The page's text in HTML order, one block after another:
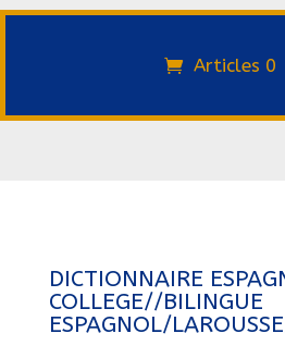
Articles 0
DICTIONNAIRE
COLLEGE//BILINGUE
ESPAGNOL/